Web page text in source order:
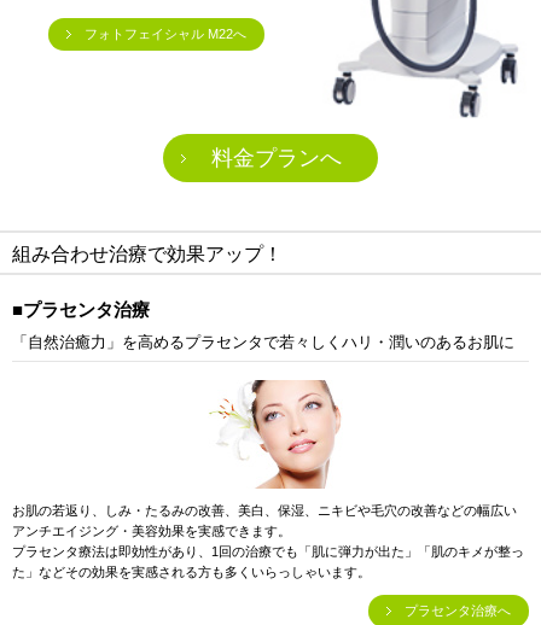
フォトフェイシャル M22へ
料金プランへ
組み合わせ治療で効果アップ！
■プラセンタ治療
「自然治癒力」を高めるプラセンタで若々しくハリ・潤いのあるお肌に
お肌の若返り、しみ・たるみの改善、美白、保湿、ニキビや毛穴の改善などの幅広い
アンチエイジング・美容効果を実感できます。
プラセンタ療法は即効性があり、1回の治療でも「肌に弾力が出た」「肌のキメが整っ
た」などその効果を実感される方も多くいらっしゃいます。
プラセンタ治療へ